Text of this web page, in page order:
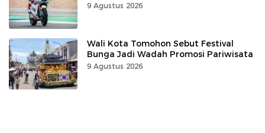
9 Agustus 2026
Wali Kota Tomohon Sebut Festival
Bunga Jadi Wadah Promosi Pariwisata
9 Agustus 2026